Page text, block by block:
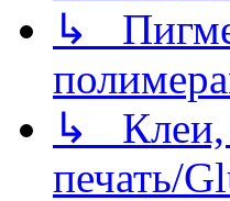
↳
↳ Клеи,
печать/